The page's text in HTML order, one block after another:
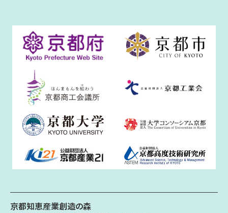
京都知恵産業創造の森